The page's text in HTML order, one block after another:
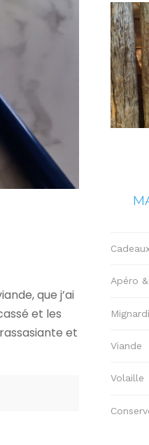
que j’ai
et les
et
Apéro
Viande
Volaille